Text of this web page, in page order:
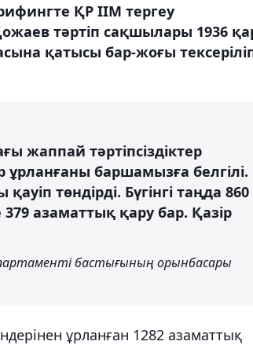
ҚР ІІМ тергеу
тәртіп сақшылары 1936
қатысы бар-жоғы
жаппай тәртіпсіздіктер
баршамызға белгілі.
төндірді. Бүгінгі таңда 860
азаматтық қару бар. Қазір
бастығының орынбасары
ұрланған 1282 азаматтық